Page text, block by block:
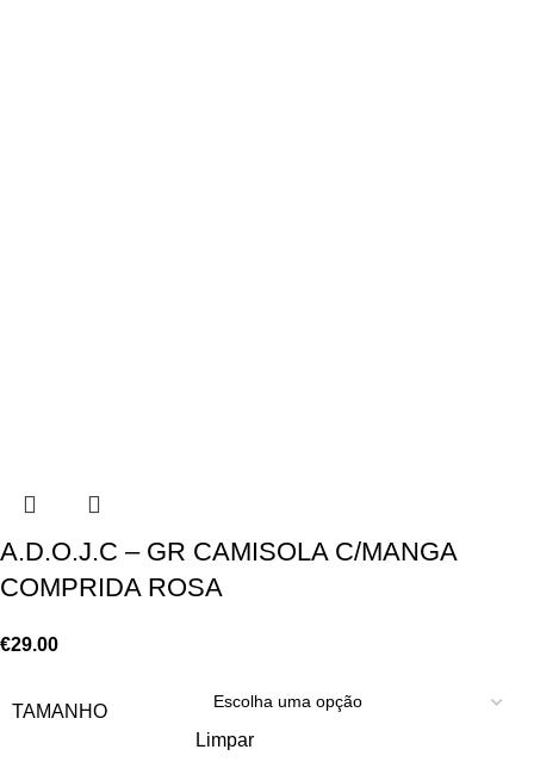
A.D.O.J.C – GR CAMISOLA C/MANGA
COMPRIDA ROSA
€29.00
TAMANHO
Limpar